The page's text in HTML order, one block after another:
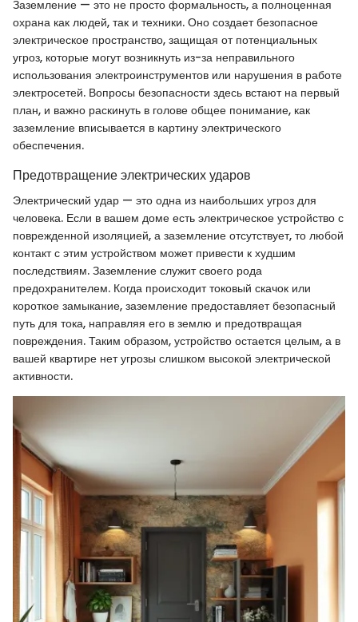
Заземление — это не просто формальность, а полноценная
охрана как людей, так и техники. Оно создает безопасное
электрическое пространство, защищая от потенциальных
угроз, которые могут возникнуть из-за неправильного
использования электроинструментов или нарушения в работе
электросетей. Вопросы безопасности здесь встают на первый
план, и важно раскинуть в голове общее понимание, как
заземление вписывается в картину электрического
обеспечения.
Предотвращение электрических ударов
Электрический удар — это одна из наибольших угроз для
человека. Если в вашем доме есть электрическое устройство с
поврежденной изоляцией, а заземление отсутствует, то любой
контакт с этим устройством может привести к худшим
последствиям. Заземление служит своего рода
предохранителем. Когда происходит токовый скачок или
короткое замыкание, заземление предоставляет безопасный
путь для тока, направляя его в землю и предотвращая
повреждения. Таким образом, устройство остается целым, а в
вашей квартире нет угрозы слишком высокой электрической
активности.